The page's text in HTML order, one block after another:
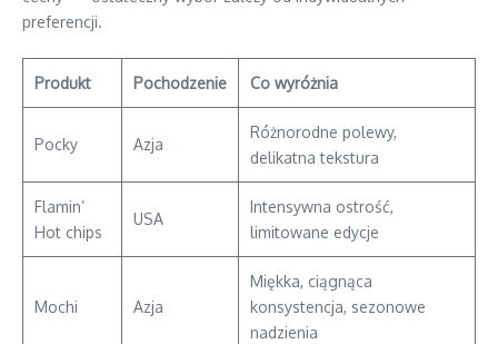
preferencji.
Produkt Pochodzenie Co wyróżnia
Pocky Azja
Różnorodne polewy,
delikatna tekstura
Flamin’
Hot chips
USA
Intensywna ostrość,
limitowane edycje
Mochi Azja
Miękka, ciągnąca
konsystencja, sezonowe
nadzienia